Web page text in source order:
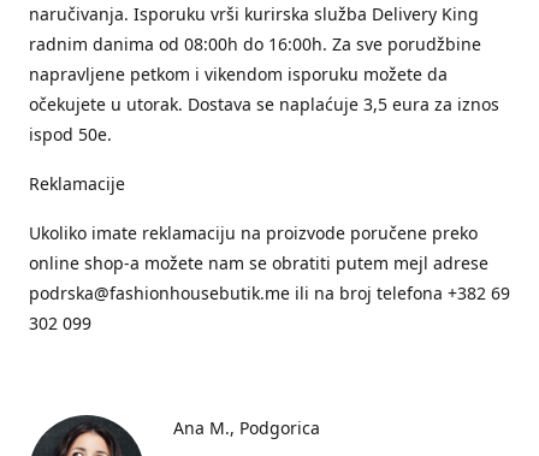
naručivanja. Isporuku vrši kurirska služba Delivery King
radnim danima od 08:00h do 16:00h. Za sve porudžbine
napravljene petkom i vikendom isporuku možete da
očekujete u utorak. Dostava se naplaćuje 3,5 eura za iznos
ispod 50e.
Reklamacije
Ukoliko imate reklamaciju na proizvode poručene preko
online shop-a možete nam se obratiti putem mejl adrese
podrska@fashionhousebutik.me ili na broj telefona +382 69
302 099
Ana M. Podgorica